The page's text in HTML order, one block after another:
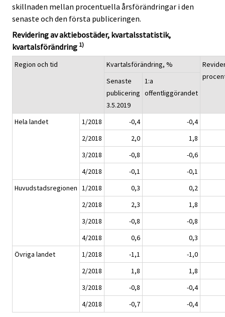
skillnaden mellan procentuella årsförändringar i den
senaste och den första publiceringen.
Revidering av aktiebostäder, kvartalsstatistik,
kvartalsförändring 1)
Region och tid Kvartalsförändring, %
Senaste
publicering
3.5.2019
1:a
offentliggörandet
Hela landet 1/2018 -0,4
-0,4
2/2018
2,0
1,8
3/2018
-0,8
-0,6
4/2018
-0,1
-0,1
Huvudstadsregionen 1/2018 0,3
0,2
2/2018
2,3
1,8
3/2018
-0,8
-0,8
4/2018
0,6
0,3
Övriga landet
1/2018 -1,1
-1,0
2/2018
1,8
1,8
3/2018
-0,8
-0,4
4/2018
-0,7 -0,4